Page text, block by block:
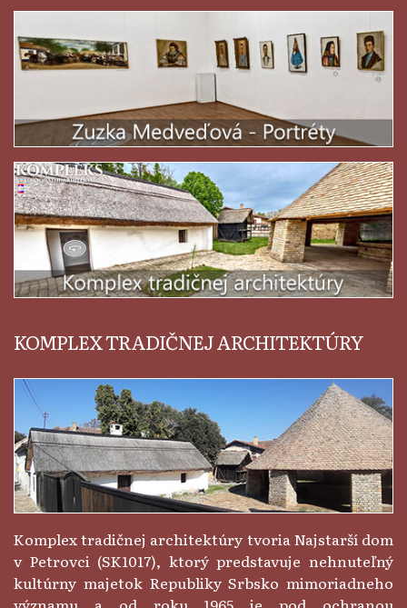
KOMPLEX TRADIČNEJ ARCHITEKTÚRY
Komplex tradičnej architektúry tvoria Najstarší dom
v Petrovci (SK1017), ktorý predstavuje nehnuteľný
kultúrny majetok Republiky Srbsko mimoriadneho